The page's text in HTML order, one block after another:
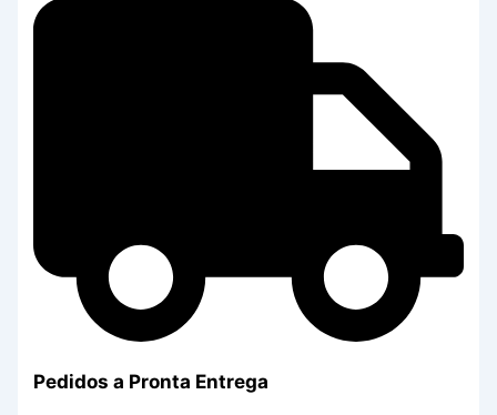
Pedidos a Pronta Entrega